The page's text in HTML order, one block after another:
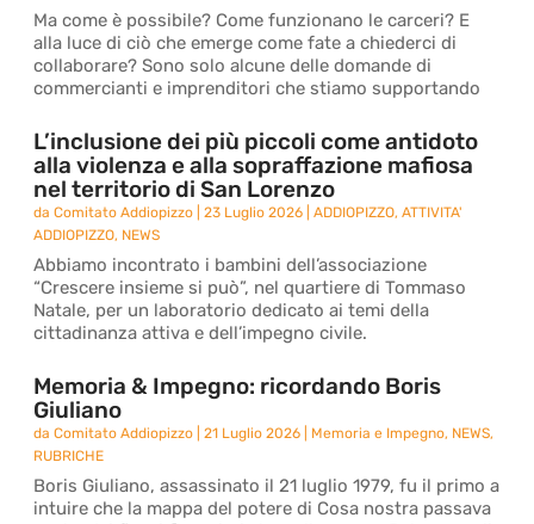
Ma come è possibile? Come funzionano le carceri? E
alla luce di ciò che emerge come fate a chiederci di
collaborare? Sono solo alcune delle domande di
commercianti e imprenditori che stiamo supportando
L’inclusione dei più piccoli come antidoto
alla violenza e alla sopraffazione mafiosa
nel territorio di San Lorenzo
daComitato Addiopizzo |23 Luglio 2026 |ADDIOPIZZO,ATTIVITA'
ADDIOPIZZO, NEWS
Abbiamo incontrato i bambini dell’associazione
“Crescere insieme si può”, nel quartiere di Tommaso
Natale, per un laboratorio dedicato ai temi della
cittadinanza attiva e dell’impegno civile.
Memoria & Impegno: ricordando Boris
Giuliano
daComitato Addiopizzo |21 Luglio 2026 Memoria e Impegno, NEWS,
RUBRICHE
Boris Giuliano, assassinato il 21 luglio 1979, fu il primo a
intuire che la mappa del potere di Cosa nostra passava